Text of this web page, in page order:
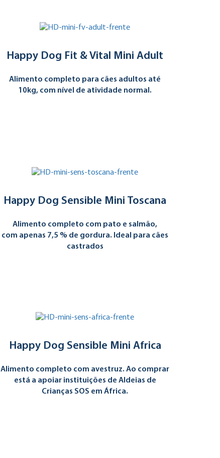
Happy Dog Fit & Vital Mini Adult
Alimento completo para cães adultos até
10kg, com nível de atividade normal.
Happy Dog Sensible Mini Toscana
Alimento completo com pato e salmão,
com apenas 7,5 % de gordura. Ideal para cães
castrados
Happy Dog Sensible Mini Africa
Alimento completo com avestruz. Ao comprar
está a apoiar instituições de Aldeias de
Crianças SOS em África.